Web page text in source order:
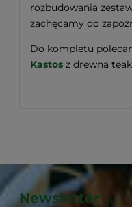
rozbudowania
zachęcamy do
Do kompletu
Kastos z drewna
Newsletter